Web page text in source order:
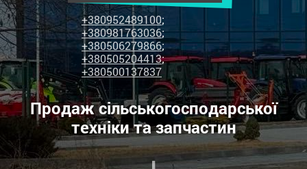
запчастин
+380952489100;
+380981763036;
+380506279866;
+380505204413;
+380500137837
Продаж сільськогосподарської
техніки та запчастин